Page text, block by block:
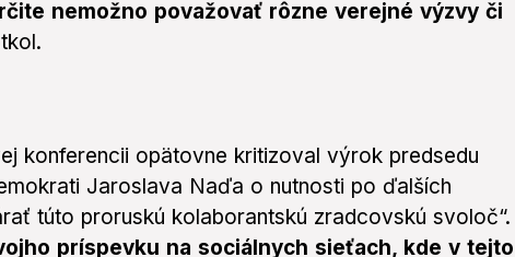
nemožno považovať rôzne verejné výzvy či
konferencii opätovne kritizoval výrok predsedu
Jaroslava Naďa o nutnosti po ďalších
túto proruskú kolaborantskú zradcovskú svoloč“.
príspevku na sociálnych sieťach, kde v tejto